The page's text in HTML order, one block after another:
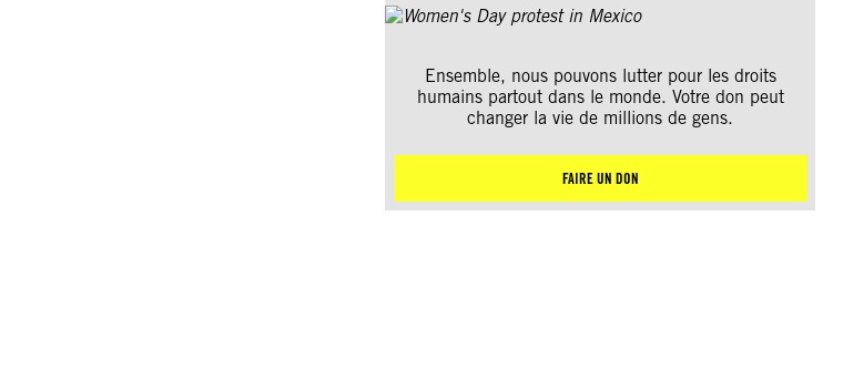
Ensemble, nous pouvons lutter pour les droits
humains partout dans le monde. Votre don peut
changer la vie de millions de gens.
FAIRE UN DON